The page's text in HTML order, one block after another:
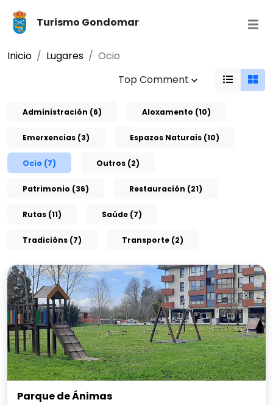
Turismo Gondomar
Inicio Lugares
Ocio
Top Comment
Administración (6) Aloxamento (10)
Emerxencias (3) Espazos Naturais (10)
Ocio (7) Outros (2)
Patrimonio (36) Restauración (21)
Rutas (11) Saúde (7)
Tradicións (7) Transporte (2)
Parque de Ánimas